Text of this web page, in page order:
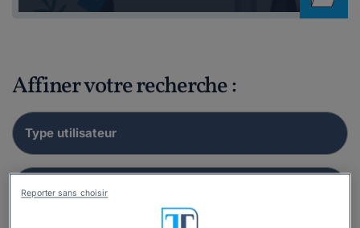
Affiner votre recherche :
Reporter sans choisir